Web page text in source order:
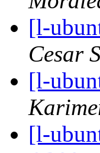
[l-
Cesar
[l-
[l-